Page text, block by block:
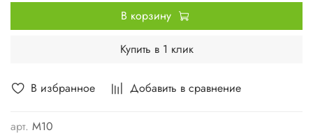
В избранное Добавить в сравнение
арт. M10
В корзину
Купить в 1 клик